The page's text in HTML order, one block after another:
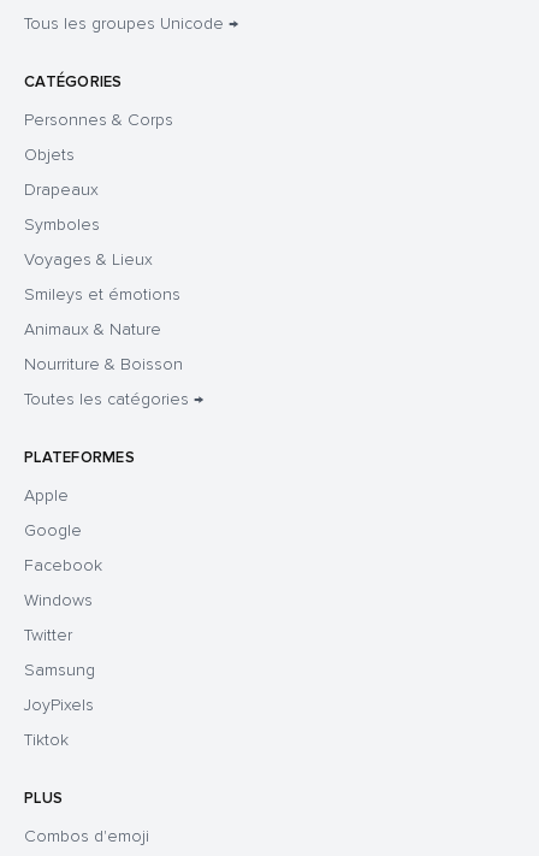
Tous les groupes Unicode →
CATÉGORIES
Personnes & Corps
Objets
Drapeaux
Symboles
Voyages & Lieux
Smileys et émotions
Animaux & Nature
Nourriture & Boisson
Toutes les catégories →
PLATEFORMES
Apple
Google
Facebook
Windows
Twitter
Samsung
JoyPixels
Tiktok
PLUS
Combos d'emoji